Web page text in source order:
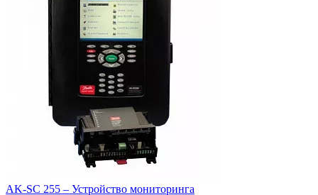
AK-SC 255 – Устройство мониторинга